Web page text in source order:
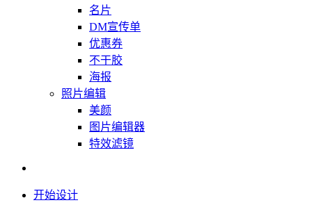
名片
DM宣传单
优惠券
不干胶
海报
照片编辑
美颜
图片编辑器
特效滤镜
开始设计